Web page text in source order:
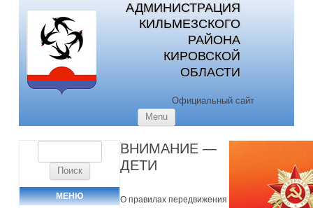
АДМИНИСТРАЦИЯ
КИЛЬМЕЗСКОГО
РАЙОНА
КИРОВСКОЙ
ОБЛАСТИ
Официальный сайт
Menu
МЕНЮ
ВНИМАНИЕ —
ДЕТИ
О правилах передвижения